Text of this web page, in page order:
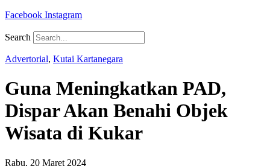
Facebook Instagram
Search
Advertorial, Kutai Kartanegara
Guna Meningkatkan PAD,
Dispar Akan Benahi Objek
Wisata di Kukar
Rabu, 20 Maret 2024